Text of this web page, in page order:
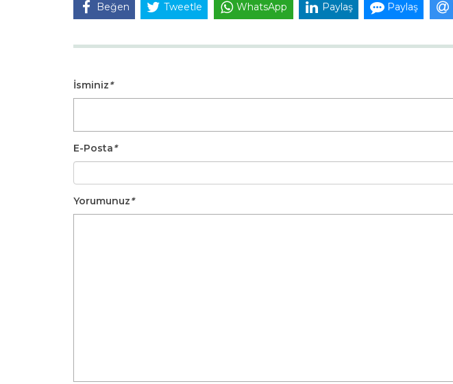
Beğen Tweetle WhatsApp Paylaş Paylaş
İsminiz*
E-Posta*
Yorumunuz*